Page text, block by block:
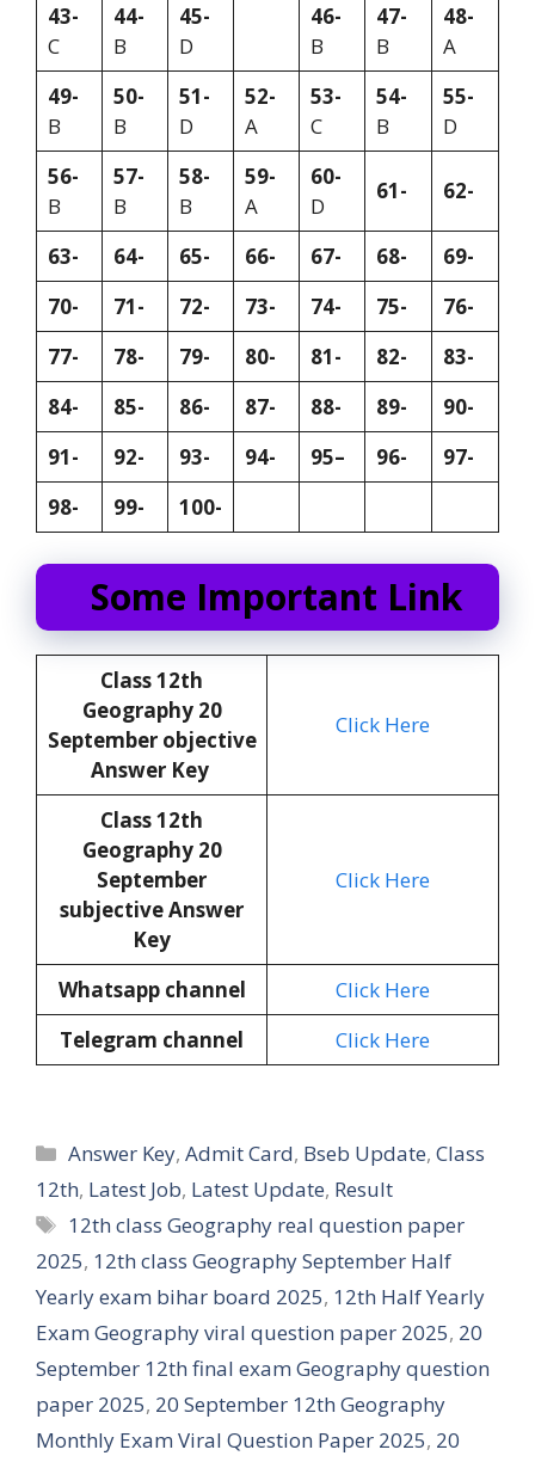
43-
C
44-
B
45-
D
46-
B
47-
B
48-
A
49-
B
50-
B
51-
D
52-
A
53-
C
54-
B
55-
D
56-
B
57-
B
58-
B
59-
A
60-
D
61- 62-
63- 64- 65- 66- 67- 68-
69-
70-
71- 72- 73- 74- 75-
76-
77-
78- 79- 80- 81- 82-
83-
84-
85- 86- 87- 88- 89-
90-
91-
92- 93- 94- 95– 96-
97-
98-
99- 100-
Some Important Link
Class 12th
Geography 20
September objective
Answer Key
Click Here
Class 12th
Geography 20
September
subjective Answer
Key
Click Here
Whatsapp channel
Click Here
Telegram channel
Click Here
Categories
Answer Key,Admit Card, Bseb Update,Class
12th, Latest Job, Latest Update, Result
Tags
12th class Geography real question paper
2025, 12th class Geography September Half
Yearly exam bihar board 2025, 12th Half Yearly
Exam Geography viral question paper 2025, 20
September 12th final exam Geography question
paper 2025, 20 September 12th Geography
Monthly Exam Viral Question Paper 2025, 20